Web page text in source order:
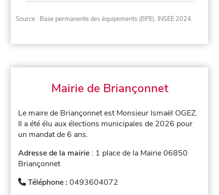
Source : Base permanente des équipements (BPE), INSEE 2024.
Mairie de Briançonnet
Le maire de Briançonnet est Monsieur Ismaël OGEZ.
Il a été élu aux élections municipales de 2026 pour
un mandat de 6 ans.
Adresse de la mairie : 1 place de la Mairie 06850
Briançonnet
Téléphone :0493604072